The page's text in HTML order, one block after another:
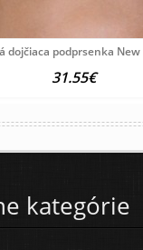
dojčiaca podprsenka
31.55€
kategórie